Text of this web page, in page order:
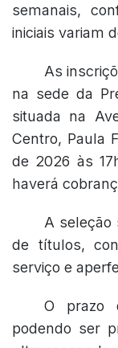
semanais,
iniciais variam
As
na sede da
situada na
Centro, Paula
de 2026 às
haverá
A seleção
de títulos,
serviço e
O prazo
podendo ser